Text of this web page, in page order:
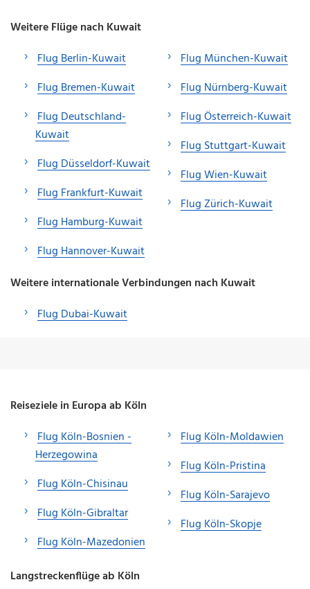
Weitere Flüge nach Kuwait
Flug Berlin-Kuwait
Flug Bremen-Kuwait
Flug Deutschland-
Kuwait
Flug Düsseldorf-Kuwait
Flug Frankfurt-Kuwait
Flug Hamburg-Kuwait
Flug Hannover-Kuwait
Flug München-Kuwait
Flug Nürnberg-Kuwait
Flug Österreich-Kuwait
Flug Stuttgart-Kuwait
Flug Wien-Kuwait
Flug Zürich-Kuwait
Weitere internationale Verbindungen nach Kuwait
Flug Dubai-Kuwait
Reiseziele in Europa ab Köln
Flug Köln-Bosnien -
Herzegowina
Flug Köln-Chisinau
Flug Köln-Gibraltar
Flug Köln-Mazedonien
Flug Köln-Moldawien
Flug Köln-Pristina
Flug Köln-Sarajevo
Flug Köln-Skopje
Langstreckenflüge ab Köln